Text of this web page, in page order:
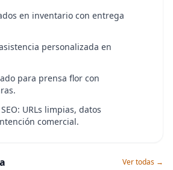
en inventario con entrega
personalizada en
para prensa flor con
URLs limpias, datos
comercial.
Ver todas →